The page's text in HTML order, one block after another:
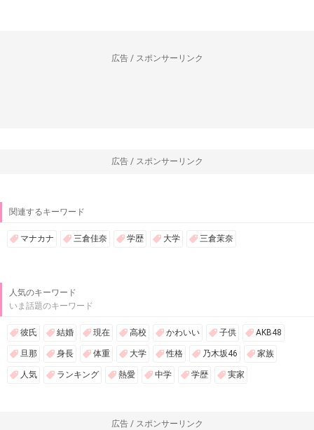
広告 / スポンサーリンク
広告 / スポンサーリンク
関連するキーワード
マナカナ 三倉佳奈 学歴 大学 三倉茉奈
人気のキーワード
いま話題のキーワード
彼氏 結婚 現在 高校 かわいい 子供 AKB48
旦那 身長 体重 大学 性格 乃木坂46 家族
人気 ランキング 熱愛 中学 学歴 実家
広告 / スポンサーリンク